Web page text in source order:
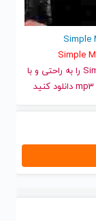
و قدیمی سیمپل مایندز | Simple Minds را به راحتی و با